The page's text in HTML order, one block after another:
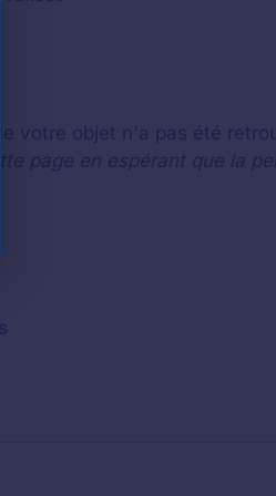
votre objet n'a pas été
page en espérant que la